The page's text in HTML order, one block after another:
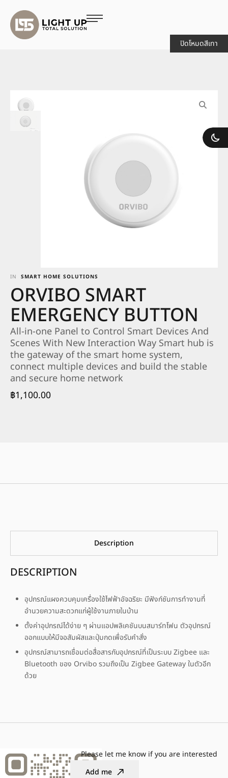
IN SMART HOME SOLUTIONS
ORVIBO SMART
EMERGENCY BUTTON
All-in-one Panel to Control Smart Devices And
Scenes With New Interaction Way Smart hub is
the gateway of the smart home system,
connect multiple devices and build the stable
and secure home network
฿1,100.00
Description
DESCRIPTION
อุปกรณ์แผงควบคุมเครื่องใช้ไฟฟ้าอัจฉริยะ มีฟังก์ชันการทำงานที่
อำนวยความสะดวกแก่ผู้ใช้งานภายในบ้าน
ตั้งค่าอุปกรณ์ได้ง่าย ๆ ผ่านแอปพลิเคชันบนสมาร์ทโฟน ตัวอุปกรณ์
ออกแบบให้มีจอสัมผัสและปุ่มกดเพื่อรับคำสั่ง
อุปกรณ์สามารถเชื่อมต่อสื่อสารกับอุปกรณ์ที่เป็นระบบ Zigbee และ
Bluetooth ของ Orvibo รวมถึงเป็น Zigbee Gateway ในตัวอีก
ด้วย
Please let me know if you are interested
Add me
ปิดโหมดสีเทา